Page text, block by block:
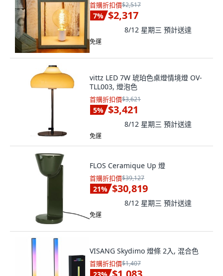
首購折扣價$2,517
7% $2,317
8/12 星期三 預計送達
免運
vittz LED 7W 琥珀色桌燈情境燈 OV-
TLL003, 燈泡色
首購折扣價$3,621
5% $3,421
8/12 星期三 預計送達
免運
FLOS Ceramique Up 燈
首購折扣價$39,127
21% $30,819
8/12 星期三 預計送達
免運
VISANG Skydimo 燈條 2入, 混合色
首購折扣價$1,407